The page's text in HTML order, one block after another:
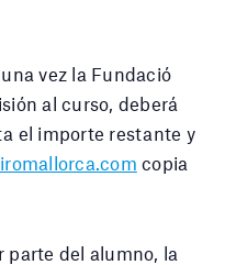
vez la Fundació
al curso, deberá
el importe restante y
copia
parte del alumno, la